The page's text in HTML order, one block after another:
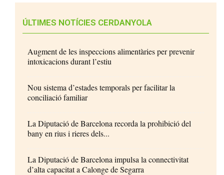
ÚLTIMES NOTÍCIES CERDANYOLA
Augment de les inspeccions alimentàries per prevenir
intoxicacions durant l’estiu
Nou sistema d’estades temporals per facilitar la
conciliació familiar
La Diputació de Barcelona recorda la prohibició del
bany en rius i rieres dels...
La Diputació de Barcelona impulsa la connectivitat
d’alta capacitat a Calonge de Segarra